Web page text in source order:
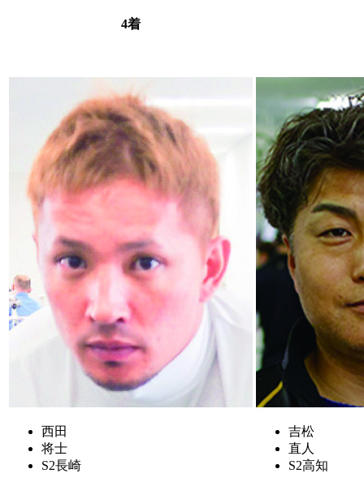
4着
西田
将士
S2長崎
吉松
直人
S2高知